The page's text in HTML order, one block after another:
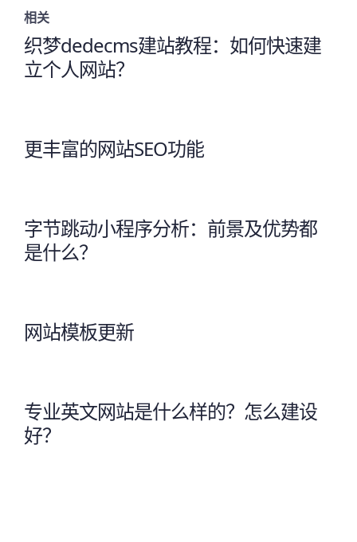
相关
织梦dedecms建站教程：如何快速建
立个人网站？
更丰富的网站SEO功能
字节跳动小程序分析：前景及优势都
是什么？
网站模板更新
专业英文网站是什么样的？怎么建设
好？